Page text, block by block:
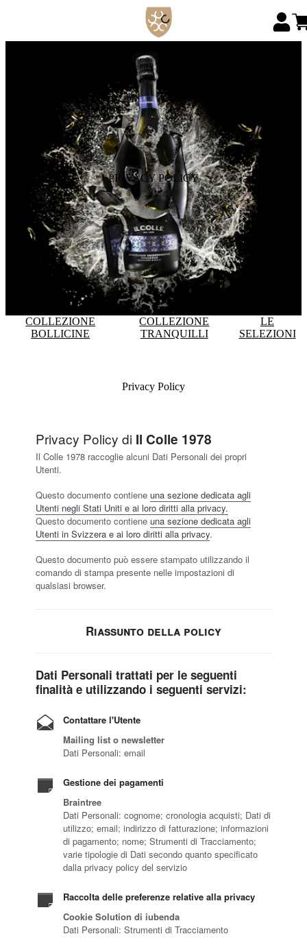
PRIVACY POLICY
COLLEZIONE
BOLLICINE
COLLEZIONE
TRANQUILLI
LE
SELEZIONI
Privacy Policy
Privacy Policy di Il Colle 1978
Il Colle 1978 raccoglie alcuni Dati Personali dei propri
Utenti.
Questo documento contiene una sezione dedicata agli
Utenti negli Stati Uniti e ai loro diritti alla privacy.
Questo documento contiene una sezione dedicata agli
Utenti in Svizzera e ai loro diritti alla privacy.
Questo documento può essere stampato utilizzando il
comando di stampa presente nelle impostazioni di
qualsiasi browser.
Riassunto della policy
Dati Personali trattati per le seguenti
finalità e utilizzando i seguenti servizi:
Contattare l'Utente
Mailing list o newsletter
Dati Personali: email
Gestione dei pagamenti
Braintree
Dati Personali: cognome; cronologia acquisti; Dati di
utilizzo; email; indirizzo di fatturazione; informazioni
di pagamento; nome; Strumenti di Tracciamento;
varie tipologie di Dati secondo quanto specificato
dalla privacy policy del servizio
Raccolta delle preferenze relative alla privacy
Cookie Solution di iubenda
Dati Personali: Strumenti di Tracciamento